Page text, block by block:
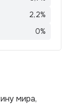
2,2%
0%
мира,